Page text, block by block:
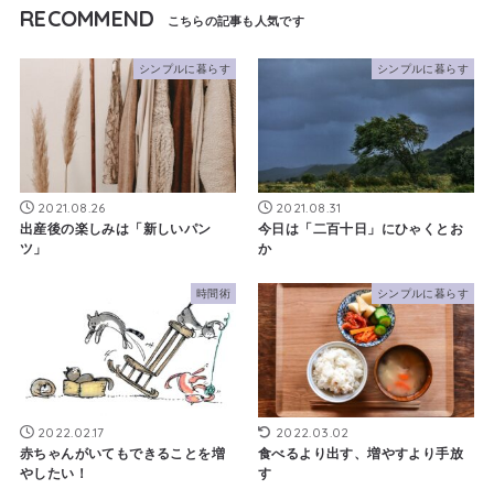
RECOMMEND
シンプルに暮らす
2021.08.26
出産後の楽しみは「新しいパン
ツ」
シンプルに暮らす
2021.08.31
今日は「二百十日」にひゃくとお
か
時間術
2022.02.17
赤ちゃんがいてもできることを増
やしたい！
シンプルに暮らす
2022.03.02
食べるより出す、増やすより手放
す